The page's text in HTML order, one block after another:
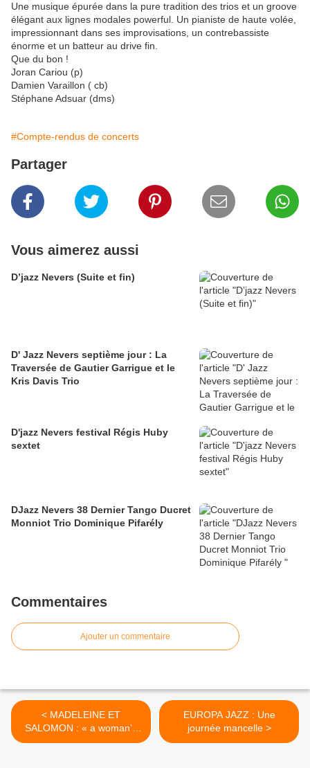
Une musique épurée dans la pure tradition des trios et un groove
élégant aux lignes modales powerful. Un pianiste de haute volée,
impressionnant dans ses improvisations, un contrebassiste
énorme et un batteur au drive fin.
Que du bon !
Joran Cariou (p)
Damien Varaillon ( cb)
Stéphane Adsuar (dms)
#Compte-rendus de concerts
Partager
Vous aimerez aussi
D’jazz Nevers (Suite et fin)
D' Jazz Nevers septième jour : La
Traversée de Gautier Garrigue et le
Kris Davis Trio
D'jazz Nevers festival Régis Huby
sextet
DJazz Nevers 38 Dernier Tango Ducret
Monniot Trio Dominique Pifarély
Commentaires
Ajouter un commentaire
< MADELEINE ET
SALOMON : « a woman’s
journey »
EUROPA JAZZ : Une
journée mancelle >